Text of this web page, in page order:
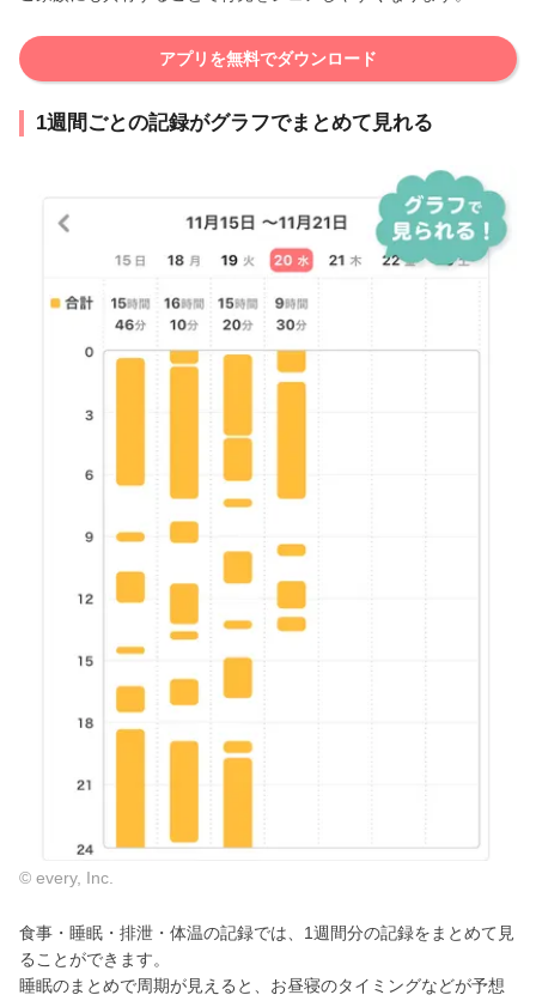
アプリを無料でダウンロード
1週間ごとの記録がグラフでまとめて見れる
© every, Inc.
食事・睡眠・排泄・体温の記録では、1週間分の記録をまとめて見
ることができます。
睡眠のまとめで周期が見えると、お昼寝のタイミングなどが予想